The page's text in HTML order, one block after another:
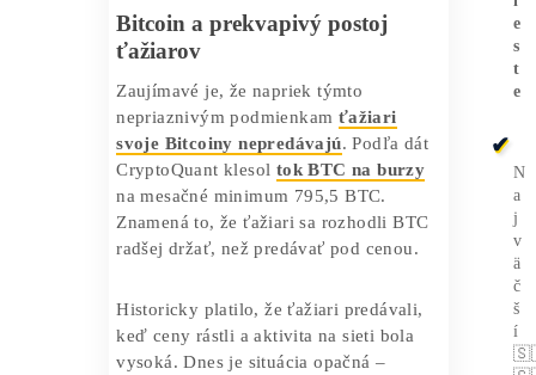
ktorí čelia rastúcim nákladom pri
súčasne klesajúcich výnosoch.
Tento vývoj naznačuje, že
ťažobné farmy vypínajú svoje ASIC
stroje, čo vedie k volatilite v ťažobnej
sile siete. Takáto volatilita signalizuje
neistotu medzi ťažiarmi a svedčí o
narušenej rovnováhe v Bitcoin
ekosystéme.
Bitcoin a prekvapivý postoj
ťažiarov